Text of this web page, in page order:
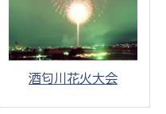
酒匂川花火大会